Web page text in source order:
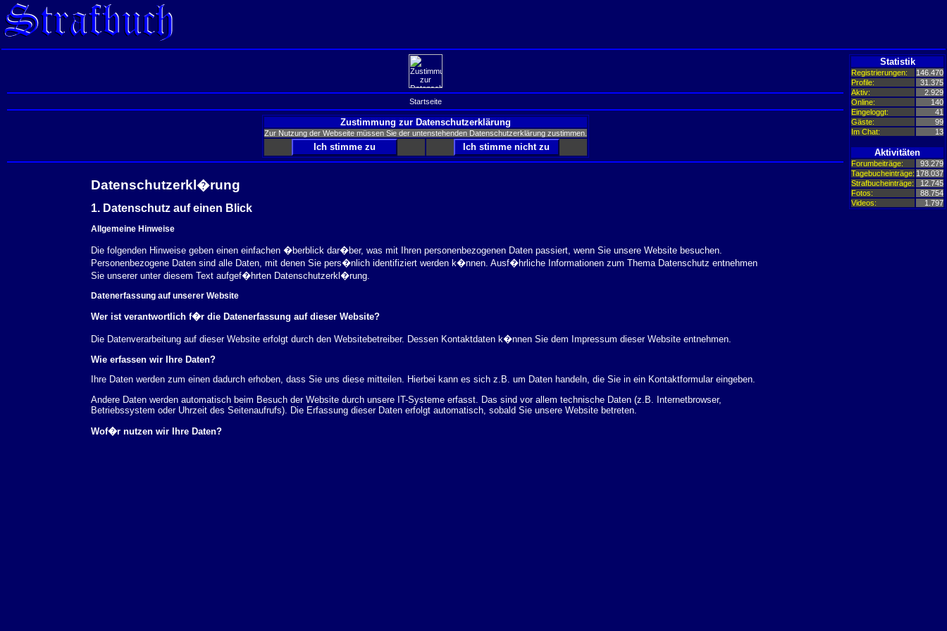
Startseite
Zustimmung zur Datenschutzerklärung
Zur Nutzung der Webseite müssen Sie der untenstehenden Datenschutzerklärung zustimmen.
Datenschutzerkl�rung
1. Datenschutz auf einen Blick
Allgemeine Hinweise
Die folgenden Hinweise geben einen einfachen �berblick dar�ber, was mit Ihren personenbezogenen Daten passiert, wenn Sie unsere Website besuchen.
Personenbezogene Daten sind alle Daten, mit denen Sie pers�nlich identifiziert werden k�nnen. Ausf�hrliche Informationen zum Thema Datenschutz entnehmen
Sie unserer unter diesem Text aufgef�hrten Datenschutzerkl�rung.
Datenerfassung auf unserer Website
Wer ist verantwortlich f�r die Datenerfassung auf dieser Website?
Die Datenverarbeitung auf dieser Website erfolgt durch den Websitebetreiber. Dessen Kontaktdaten k�nnen Sie dem Impressum dieser Website entnehmen.
Wie erfassen wir Ihre Daten?
Ihre Daten werden zum einen dadurch erhoben, dass Sie uns diese mitteilen. Hierbei kann es sich z.B. um Daten handeln, die Sie in ein Kontaktformular eingeben.
Andere Daten werden automatisch beim Besuch der Website durch unsere IT-Systeme erfasst. Das sind vor allem technische Daten (z.B. Internetbrowser,
Betriebssystem oder Uhrzeit des Seitenaufrufs). Die Erfassung dieser Daten erfolgt automatisch, sobald Sie unsere Website betreten.
Wof�r nutzen wir Ihre Daten?
Statistik
Registrierungen:
146.470
Profile:
31.375
Aktiv:
2.929
Online:
140
Eingeloggt:
41
Gäste:
99
Im Chat:
13
Aktivitäten
Forumbeiträge:
93.279
Tagebucheinträge: 178.037
Strafbucheinträge:
12.745
Fotos:
88.754
Videos:
1.797